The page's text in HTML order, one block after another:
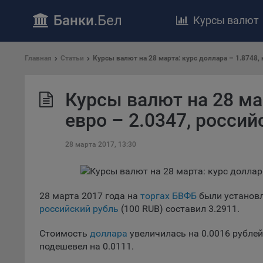
Банки.Бел Курсы валют
Главная Статьи Курсы валют на 28 марта: курс доллара – 1.8748,
Курсы валют на 28
евро – 2.0347,
28 марта 2017, 13:30
28 марта 2017 года на торгах БВФБ были
российский рубль (100 RUB) составил 3.2911.
Стоимость доллара увеличилась на 0.0016
подешевел на 0.0111.